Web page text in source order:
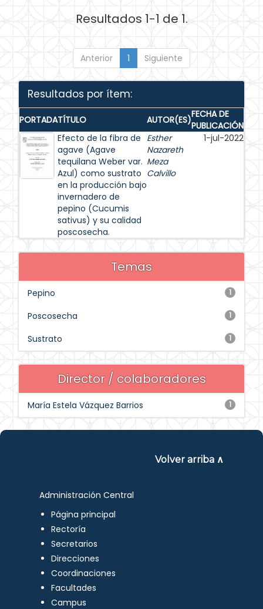
Resultados 1-1 de 1.
Anterior 1 Siguiente
Resultados por ítem:
PORTADATÍTULO AUTOR(ES)FECHA DE
PUBLICACIÓN
Efecto de la fibra de
agave (Agave
tequilana Weber var.
Azul) como sustrato
en la producción bajo
invernadero de
pepino (Cucumis
sativus) y su calidad
poscosecha.
Esther
Nazareth
Meza
Calvillo
1-jul-2022
Temas
1
Pepino
1
Poscosecha
1
Sustrato
Director / colaboradores
1
María Estela Vázquez Barrios
Volver arriba ∧
Administración Central
Página principal
Rectoría
Secretarios
Direcciones
Coordinaciones
Facultades
Campus